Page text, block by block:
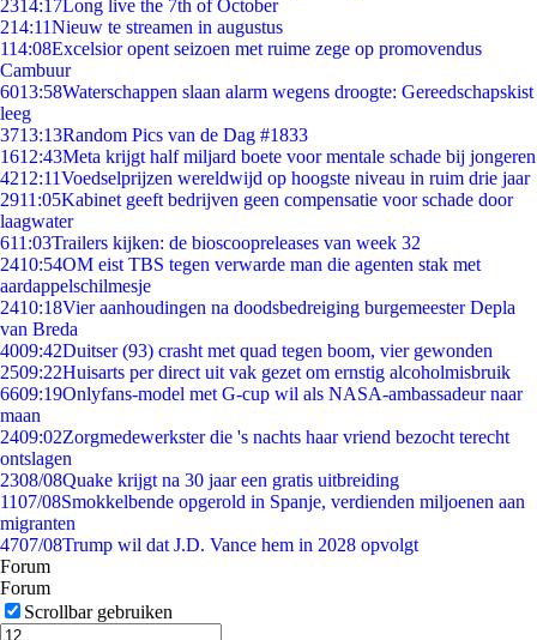
2314:17Long live the 7th of October
214:11Nieuw te streamen in augustus
114:08Excelsior opent seizoen met ruime zege op promovendus
Cambuur
6013:58Waterschappen slaan alarm wegens droogte: Gereedschapskist
leeg
3713:13Random Pics van de Dag #1833
1612:43Meta krijgt half miljard boete voor mentale schade bij jongeren
4212:11Voedselprijzen wereldwijd op hoogste niveau in ruim drie jaar
2911:05Kabinet geeft bedrijven geen compensatie voor schade door
laagwater
611:03Trailers kijken: de bioscoopreleases van week 32
2410:54OM eist TBS tegen verwarde man die agenten stak met
aardappelschilmesje
2410:18Vier aanhoudingen na doodsbedreiging burgemeester Depla
van Breda
4009:42Duitser (93) crasht met quad tegen boom, vier gewonden
2509:22Huisarts per direct uit vak gezet om ernstig alcoholmisbruik
6609:19Onlyfans-model met G-cup wil als NASA-ambassadeur naar
maan
2409:02Zorgmedewerkster die 's nachts haar vriend bezocht terecht
ontslagen
2308/08Quake krijgt na 30 jaar een gratis uitbreiding
1107/08Smokkelbende opgerold in Spanje, verdienden miljoenen aan
migranten
4707/08Trump wil dat J.D. Vance hem in 2028 opvolgt
Forum
Forum
Scrollbar gebruiken